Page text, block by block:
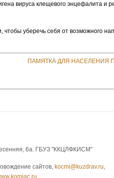
вируса клещевого энцефалита и
уберечь себя от возможного
ПАМЯТКА ДЛЯ НАСЕЛЕНИЯ
6а. ГБУЗ "ККЦЛФКИСМ"
сайтов, kocmi@kuzdrav.ru